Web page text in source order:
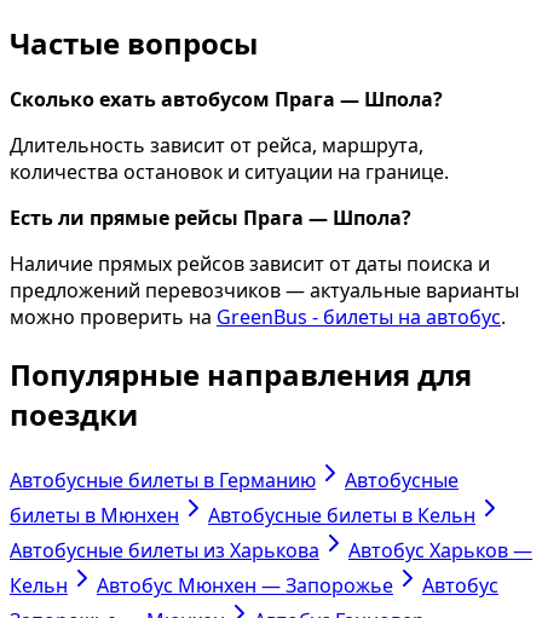
Частые вопросы
Сколько ехать автобусом Прага — Шпола?
Длительность зависит от рейса, маршрута,
количества остановок и ситуации на границе.
Есть ли прямые рейсы Прага — Шпола?
Наличие прямых рейсов зависит от даты поиска и
предложений перевозчиков — актуальные варианты
можно проверить на GreenBus - билеты на автобус.
Популярные направления для
поездки
Автобусные билеты в Германию
Автобусные
билеты в Мюнхен
Автобусные билеты в Кельн
Автобусные билеты из Харькова
Автобус Харьков —
Кельн
Автобус Мюнхен — Запорожье
Автобус